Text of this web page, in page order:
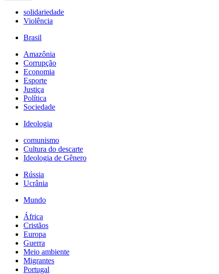
solidariedade
Violência
Brasil
Amazônia
Corrupção
Economia
Esporte
Justiça
Política
Sociedade
Ideologia
comunismo
Cultura do descarte
Ideologia de Gênero
Rússia
Ucrânia
Mundo
África
Cristãos
Europa
Guerra
Meio ambiente
Migrantes
Portugal